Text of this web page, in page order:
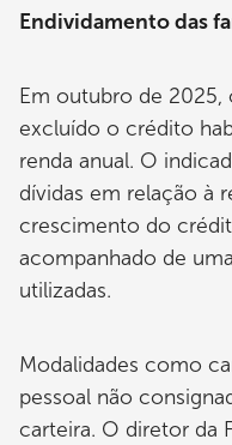
Endividamento das
Em outubro de 2025,
excluído o crédito
renda anual. O
dívidas em relação à
crescimento do
acompanhado de
utilizadas.
Modalidades como
pessoal não
carteira. O diretor da